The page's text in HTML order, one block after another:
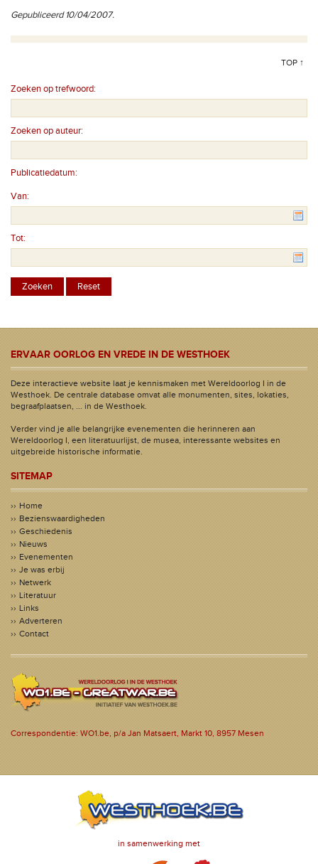
Gepubliceerd 10/04/2007.
TOP ↑
Zoeken op trefwoord:
Zoeken op auteur:
Publicatiedatum:
Van:
Tot:
ERVAAR OORLOG EN VREDE IN DE WESTHOEK
Deze interactieve website laat je kennismaken met Wereldoorlog I in de
Westhoek. De centrale database omvat alle monumenten, sites, lokaties,
begraafplaatsen, ... in de Westhoek.
Verder vind je alle belangrijke evenementen die herinneren aan
Wereldoorlog I, een literatuurlijst, de musea, interessante websites en
uitgebreide historische informatie.
SITEMAP
Home
Bezienswaardigheden
Geschiedenis
Nieuws
Evenementen
Je was erbij
Netwerk
Literatuur
Links
Adverteren
Contact
Correspondentie: WO1.be, p/a Jan Matsaert, Markt 10, 8957 Mesen
in samenwerking met